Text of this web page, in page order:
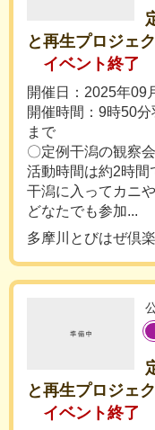
と再生プロジェ
イベント終了
開催日：2025年09
開催時間：9時50
まで
〇定例干潟の観察会
活動時間は約2時間
干潟に入ってカニ
どなたでも参加...
多摩川とびはぜ倶
と再生プロジェ
イベント終了